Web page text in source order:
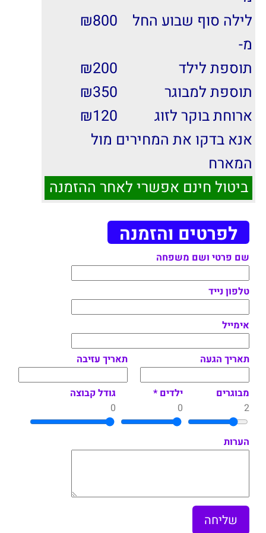
לילה סוף שבוע החל
מ-
800
₪
תוספת לילד 200
₪
תוספת למבוגר
350
₪
ארוחת בוקר לזוג
120
₪
אנא בדקו את המחירים מול
המארח
ביטול חינם אפשרי לאחר ההזמנה
לפרטים והזמנה
שם פרטי ושם משפחה
טלפון נייד
אימייל
תאריך הגעה תאריך עזיבה
מבוגרים
2
ילדים *
0
גודל קבוצה
0
הערות